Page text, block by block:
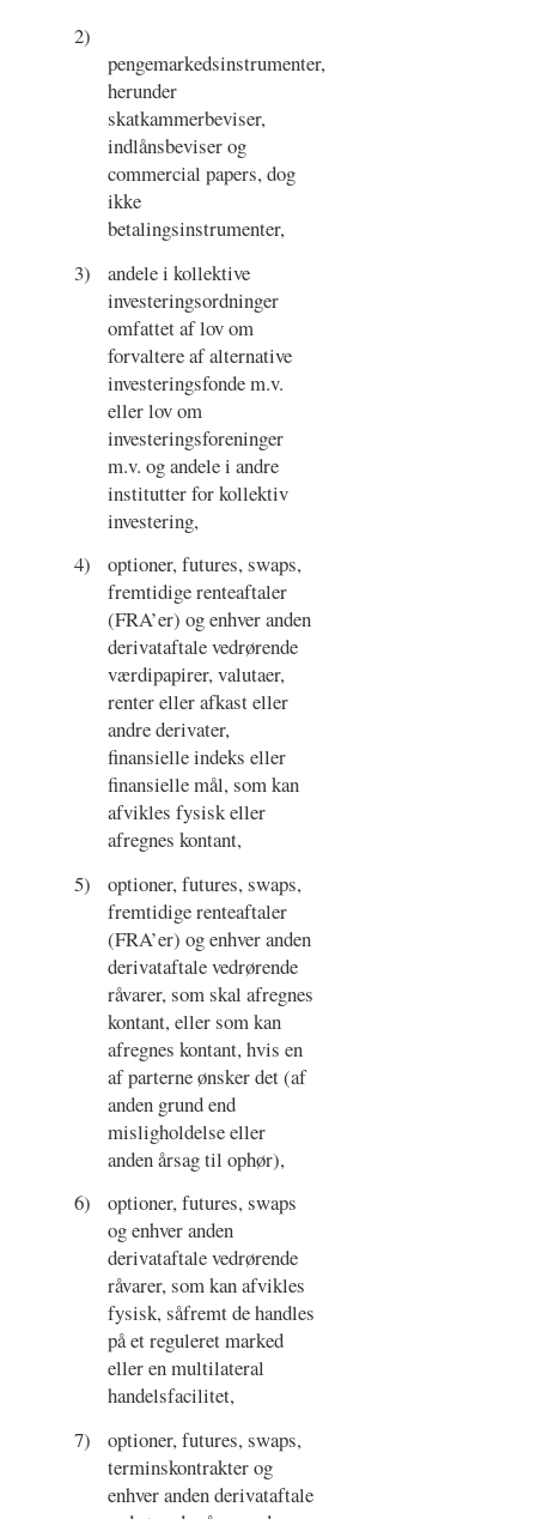
2)
pengemarkedsinstrumenter,
herunder
skatkammerbeviser,
indlånsbeviser og
commercial papers, dog
ikke
betalingsinstrumenter,
3)
andele i kollektive
investeringsordninger
omfattet af lov om
forvaltere af alternative
investeringsfonde m.v.
eller lov om
investeringsforeninger
m.v. og andele i andre
institutter for kollektiv
investering,
4)
optioner, futures, swaps,
fremtidige renteaftaler
(FRA’er) og enhver anden
derivataftale vedrørende
værdipapirer, valutaer,
renter eller afkast eller
andre derivater,
finansielle indeks eller
finansielle mål, som kan
afvikles fysisk eller
afregnes kontant,
5)
optioner, futures, swaps,
fremtidige renteaftaler
(FRA’er) og enhver anden
derivataftale vedrørende
råvarer, som skal afregnes
kontant, eller som kan
afregnes kontant, hvis en
af parterne ønsker det (af
anden grund end
misligholdelse eller
anden årsag til ophør),
6)
optioner, futures, swaps
og enhver anden
derivataftale vedrørende
råvarer, som kan afvikles
fysisk, såfremt de handles
på et reguleret marked
eller en multilateral
handelsfacilitet,
7)
optioner, futures, swaps,
terminskontrakter og
enhver anden derivataftale